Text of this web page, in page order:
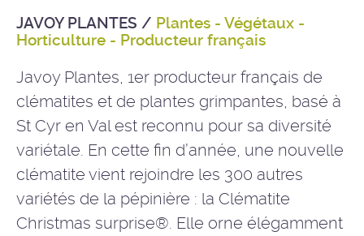
JAVOY PLANTES / Plantes - Végétaux -
Horticulture - Producteur français
Javoy Plantes, 1er producteur français de
clématites et de plantes grimpantes, basé à
St Cyr en Val est reconnu pour sa diversité
variétale. En cette fin d’année, une nouvelle
clématite vient rejoindre les 300 autres
variétés de la pépinière : la Clématite
Christmas surprise®. Elle orne élégamment